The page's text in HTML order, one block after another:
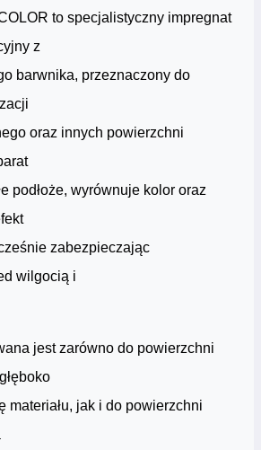
to specjalistyczny impregnat
z
barwnika, przeznaczony do
oraz innych powierzchni
podłoże, wyrównuje kolor oraz
zabezpieczając
wilgocią i
jest zarówno do powierzchni
materiału, jak i do powierzchni